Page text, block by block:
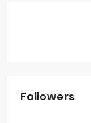
Followers